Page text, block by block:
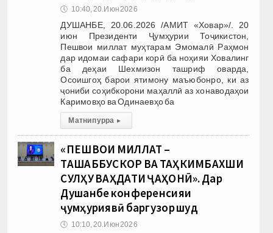
🕔 10:40, 20.Июн 2026
ДУШАНБЕ, 20.06.2026 /АМИТ «Ховар»/. 20
июн Президенти Ҷумҳурии Тоҷикистон,
Пешвои миллат муҳтарам Эмомалӣ Раҳмон
дар идомаи сафари корӣ ба ноҳияи Ховалинг
ба деҳаи Шехмизон ташриф оварда,
Осоишгоҳ барои ятимону маъюбонро, ки аз
ҷониби соҳибкорони маҳаллӣ аз хонаводаҳои
Каримовҳо ва Одинаевҳо ба
Матни пурра ▸
«ПЕШВОИ МИЛЛАТ –
ТАШАББУСКОР ВА ТАҲКИМБАХШИ
СУЛҲУ ВАҲДАТИ ҶАҲОНӢ». Дар
Душанбе конференсияи
ҷумҳуриявӣ баргузор шуд
🕔 10:10, 20.Июн 2026